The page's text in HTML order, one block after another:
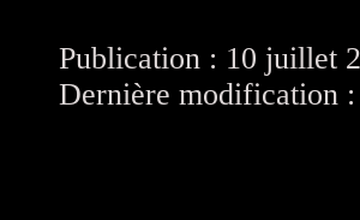
Publication : 10 juillet
Dernière modification